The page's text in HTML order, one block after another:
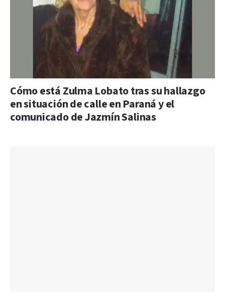
Cómo está Zulma Lobato tras su hallazgo
en situación de calle en Paraná y el
comunicado de Jazmín Salinas